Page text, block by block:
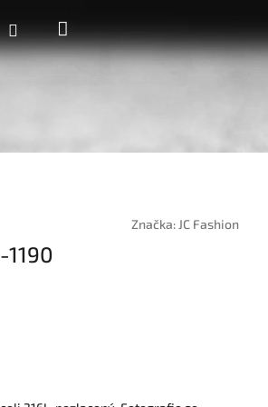
PřihlášeníNákupní
košík
Značka: JC Fashion